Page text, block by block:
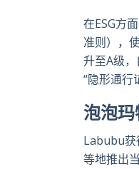
在ESG方面
准则），
升至A级
“隐形通行
泡泡
Labubu获
等地推出